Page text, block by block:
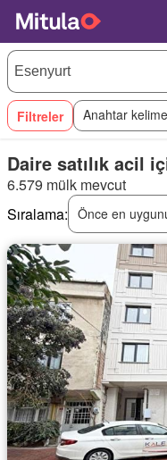
Filtreler Anahtar
Daire satılık acil
6.579 mülk mevcut
Sıralama: Önce en